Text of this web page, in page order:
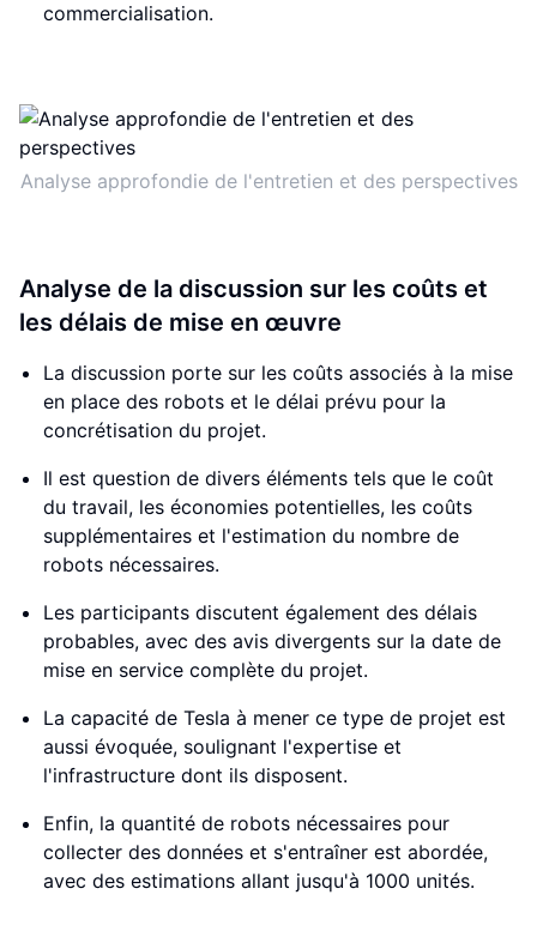
commercialisation.
Analyse approfondie de l'entretien et des perspectives
Analyse de la discussion sur les coûts et
les délais de mise en œuvre
La discussion porte sur les coûts associés à la mise
en place des robots et le délai prévu pour la
concrétisation du projet.
Il est question de divers éléments tels que le coût
du travail, les économies potentielles, les coûts
supplémentaires et l'estimation du nombre de
robots nécessaires.
Les participants discutent également des délais
probables, avec des avis divergents sur la date de
mise en service complète du projet.
La capacité de Tesla à mener ce type de projet est
aussi évoquée, soulignant l'expertise et
l'infrastructure dont ils disposent.
Enfin, la quantité de robots nécessaires pour
collecter des données et s'entraîner est abordée,
avec des estimations allant jusqu'à 1000 unités.